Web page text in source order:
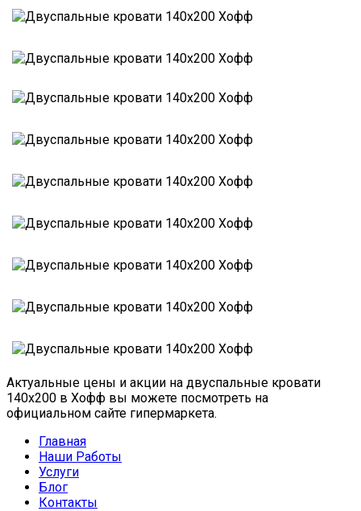
Актуальные цены и акции на двуспальные кровати
140х200 в Хофф вы можете посмотреть на
официальном сайте гипермаркета.
Главная
Наши Работы
Услуги
Блог
Контакты